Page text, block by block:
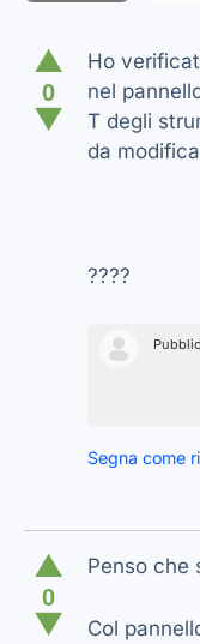
▲
0
▼
Ho
nel
T degli
da
????
Segna come
▲
0
▼
Penso che
Col